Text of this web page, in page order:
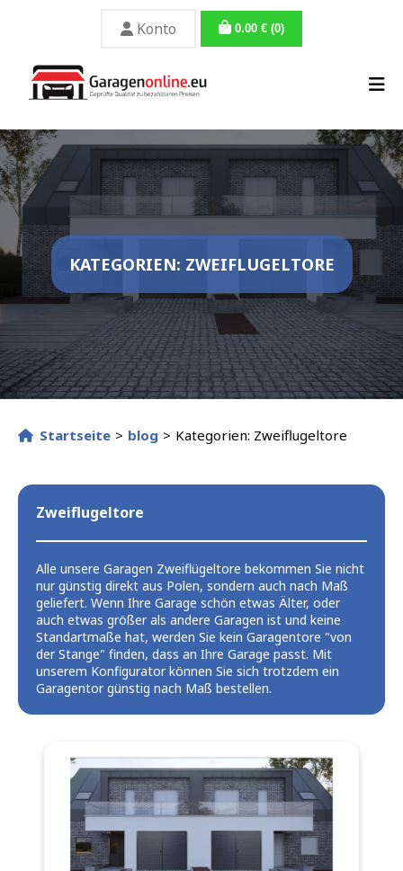
Konto 0.00 € (0)
KATEGORIEN: ZWEIFLUGELTORE
Startseite > blog > Kategorien: Zweiflugeltore
Zweiflugeltore
Alle unsere Garagen Zweiflügeltore bekommen Sie nicht
nur günstig direkt aus Polen, sondern auch nach Maß
geliefert. Wenn Ihre Garage schön etwas Älter, oder
auch etwas größer als andere Garagen ist und keine
Standartmaße hat, werden Sie kein Garagentore "von
der Stange" finden, dass an Ihre Garage passt. Mit
unserem Konfigurator können Sie sich trotzdem ein
Garagentor günstig nach Maß bestellen.